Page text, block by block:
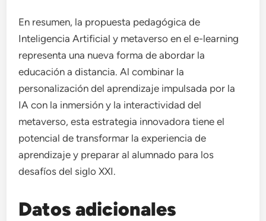
En resumen, la propuesta pedagógica de
Inteligencia Artificial y metaverso en el e-learning
representa una nueva forma de abordar la
educación a distancia. Al combinar la
personalización del aprendizaje impulsada por la
IA con la inmersión y la interactividad del
metaverso, esta estrategia innovadora tiene el
potencial de transformar la experiencia de
aprendizaje y preparar al alumnado para los
desafíos del siglo XXI.
Datos adicionales